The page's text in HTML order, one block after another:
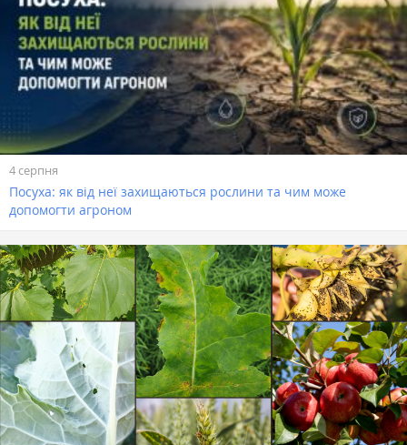
4 серпня
Посуха: як від неї захищаються рослини та чим може
допомогти агроном